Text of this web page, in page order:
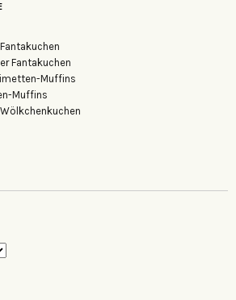
Fantakuchen
Muffins
Muffins